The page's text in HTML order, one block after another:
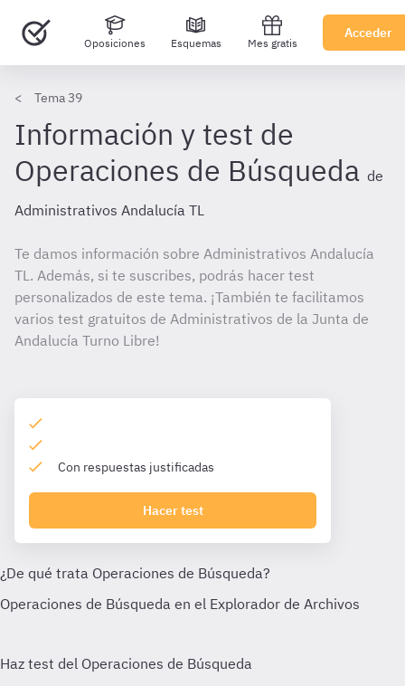
Oposiciones Esquemas Mes gratis
Acceder
Tema 39
Información y test de
Operaciones de Búsqueda de
Administrativos Andalucía TL
Te damos información sobre Administrativos Andalucía
TL. Además, si te suscribes, podrás hacer test
personalizados de este tema. ¡También te facilitamos
varios test gratuitos de Administrativos de la Junta de
Andalucía Turno Libre!
Con respuestas justificadas
Hacer test